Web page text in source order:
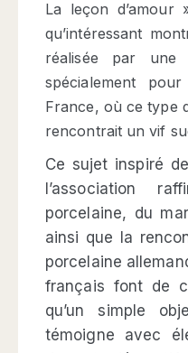
La leçon d’amour
qu’intéressant
réalisée par une
spécialement
France, où ce type
rencontrait un vif
Ce sujet inspiré
l’association
porcelaine, du
ainsi que la
porcelaine
français font de
qu’un simple
témoigne avec